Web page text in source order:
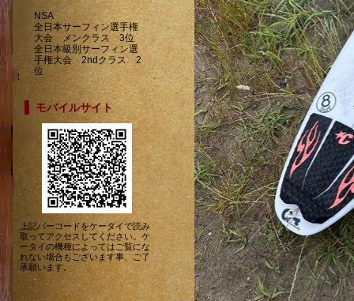
NSA
全日本サーフィン選手権
大会 メンクラス 3位
全日本級別サーフィン選
手権大会 2ndクラス 2
位
モバイルサイト
上記バーコードをケータイで読み
取ってアクセスしてください。ケ
ータイの機種によってはご覧にな
れない場合もございます事、ご了
承願います。